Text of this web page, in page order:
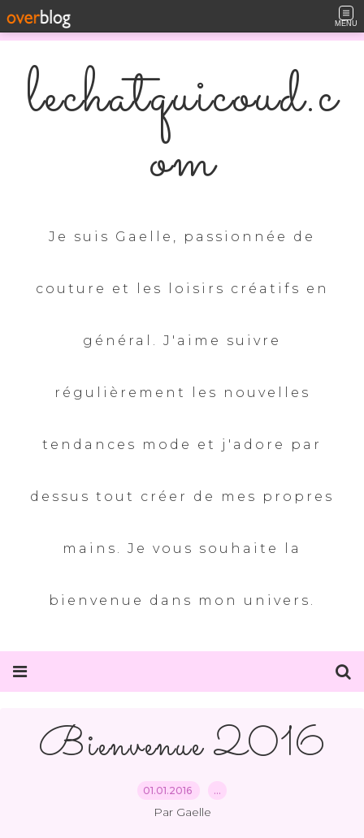
MENU
lechatquicoud.c
om
Je suis Gaelle, passionnée de
couture et les loisirs créatifs en
général. J'aime suivre
régulièrement les nouvelles
tendances mode et j'adore par
dessus tout créer de mes propres
mains. Je vous souhaite la
bienvenue dans mon univers.
Bienvenue 2016
01.01.2016 …
Par Gaelle